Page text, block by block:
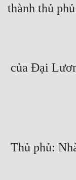
Mạt Thế
Ngược
Phương Tây
thành thủ phủ
của Đại
Thủ phủ: